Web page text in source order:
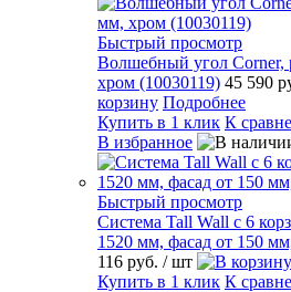
Быстрый просмотр
Волшебный угол Corner,
хром (10030119) 45 590
корзину Подробнее
Купить в 1 клик К
В избранное
Быстрый просмотр
Система Tall Wall с 6
1520 мм, фасад от 150
116 руб. / шт
Купить в 1 клик К